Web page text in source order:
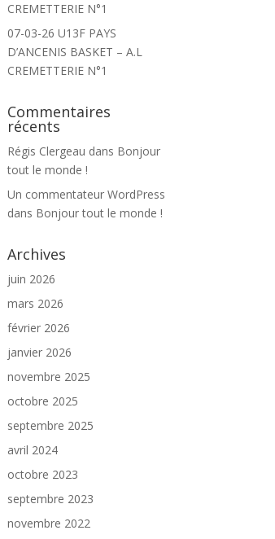
CREMETTERIE N°1
07-03-26 U13F PAYS
D’ANCENIS BASKET – A.L
CREMETTERIE N°1
Commentaires
récents
Régis Clergeau dans Bonjour
tout le monde !
Un commentateur WordPress
dans Bonjour tout le monde !
Archives
juin 2026
mars 2026
février 2026
janvier 2026
novembre 2025
octobre 2025
septembre 2025
avril 2024
octobre 2023
septembre 2023
novembre 2022